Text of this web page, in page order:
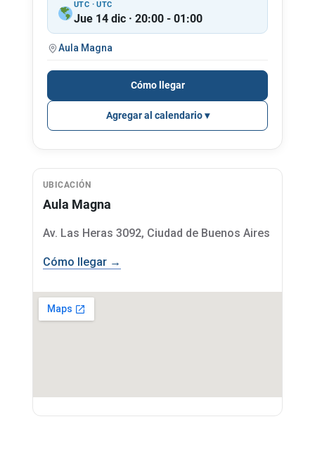
UTC · UTC
Jue 14 dic · 20:00 - 01:00
Aula Magna
Cómo llegar
Agregar al calendario
UBICACIÓN
Aula Magna
Av. Las Heras 3092, Ciudad de Buenos Aires
Cómo llegar →